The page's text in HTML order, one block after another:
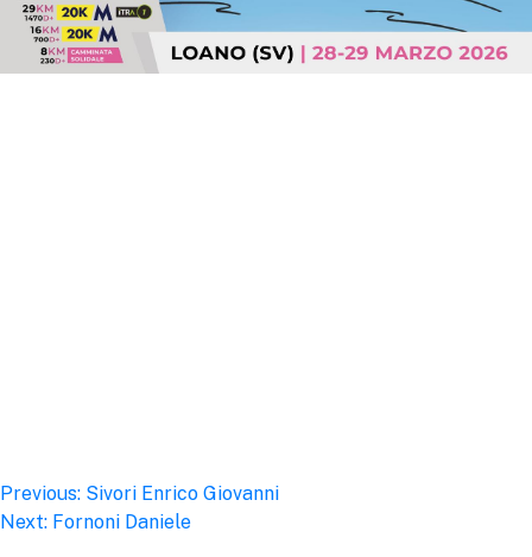
Post
Previous: Sivori Enrico Giovanni
Next: Fornoni Daniele